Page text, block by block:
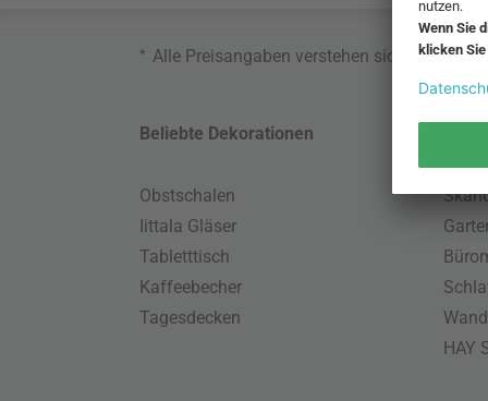
* Alle Preisangaben verstehen sich inklusive
Beliebte Dekorationen
Obstschalen
Iittala Gläser
Tabletttisch
Kaffeebecher
Tagesdecken
HAY